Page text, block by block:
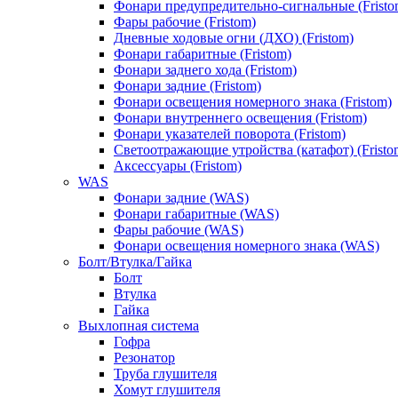
Фонари предупредительно-сигнальные
Фары рабочие (Fristom)
Дневные ходовые огни (ДХО) (Fristom)
Фонари габаритные (Fristom)
Фонари заднего хода (Fristom)
Фонари задние (Fristom)
Фонари освещения номерного знака (Fristom)
Фонари внутреннего освещения (Fristom)
Фонари указателей поворота (Fristom)
Светоотражающие утройства (катафот)
Аксессуары (Fristom)
WAS
Фонари задние (WAS)
Фонари габаритные (WAS)
Фары рабочие (WAS)
Фонари освещения номерного знака (WAS)
Болт/Втулка/Гайка
Болт
Втулка
Гайка
Выхлопная система
Гофра
Резонатор
Труба глушителя
Хомут глушителя